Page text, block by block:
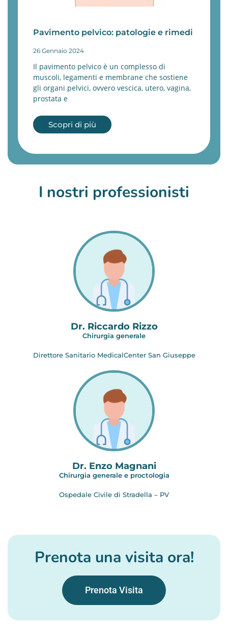
Pavimento pelvico: patologie e rimedi
26 Gennaio 2024
Il pavimento pelvico è un complesso di
muscoli, legamenti e membrane che sostiene
gli organi pelvici, ovvero vescica, utero, vagina,
prostata e
Scopri di più
I nostri professionisti
Dr. Riccardo Rizzo
Chirurgia generale
Direttore Sanitario MedicalCenter San Giuseppe
Dr. Enzo Magnani
Chirurgia generale e proctologia
Ospedale Civile di Stradella – PV
Prenota una visita ora!
Prenota Visita